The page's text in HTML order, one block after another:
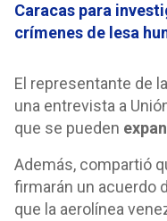
Caracas para
crímenes de lesa
El representante de
una entrevista a
que se pueden
Además, compartió
firmarán un acuerdo
que la aerolínea